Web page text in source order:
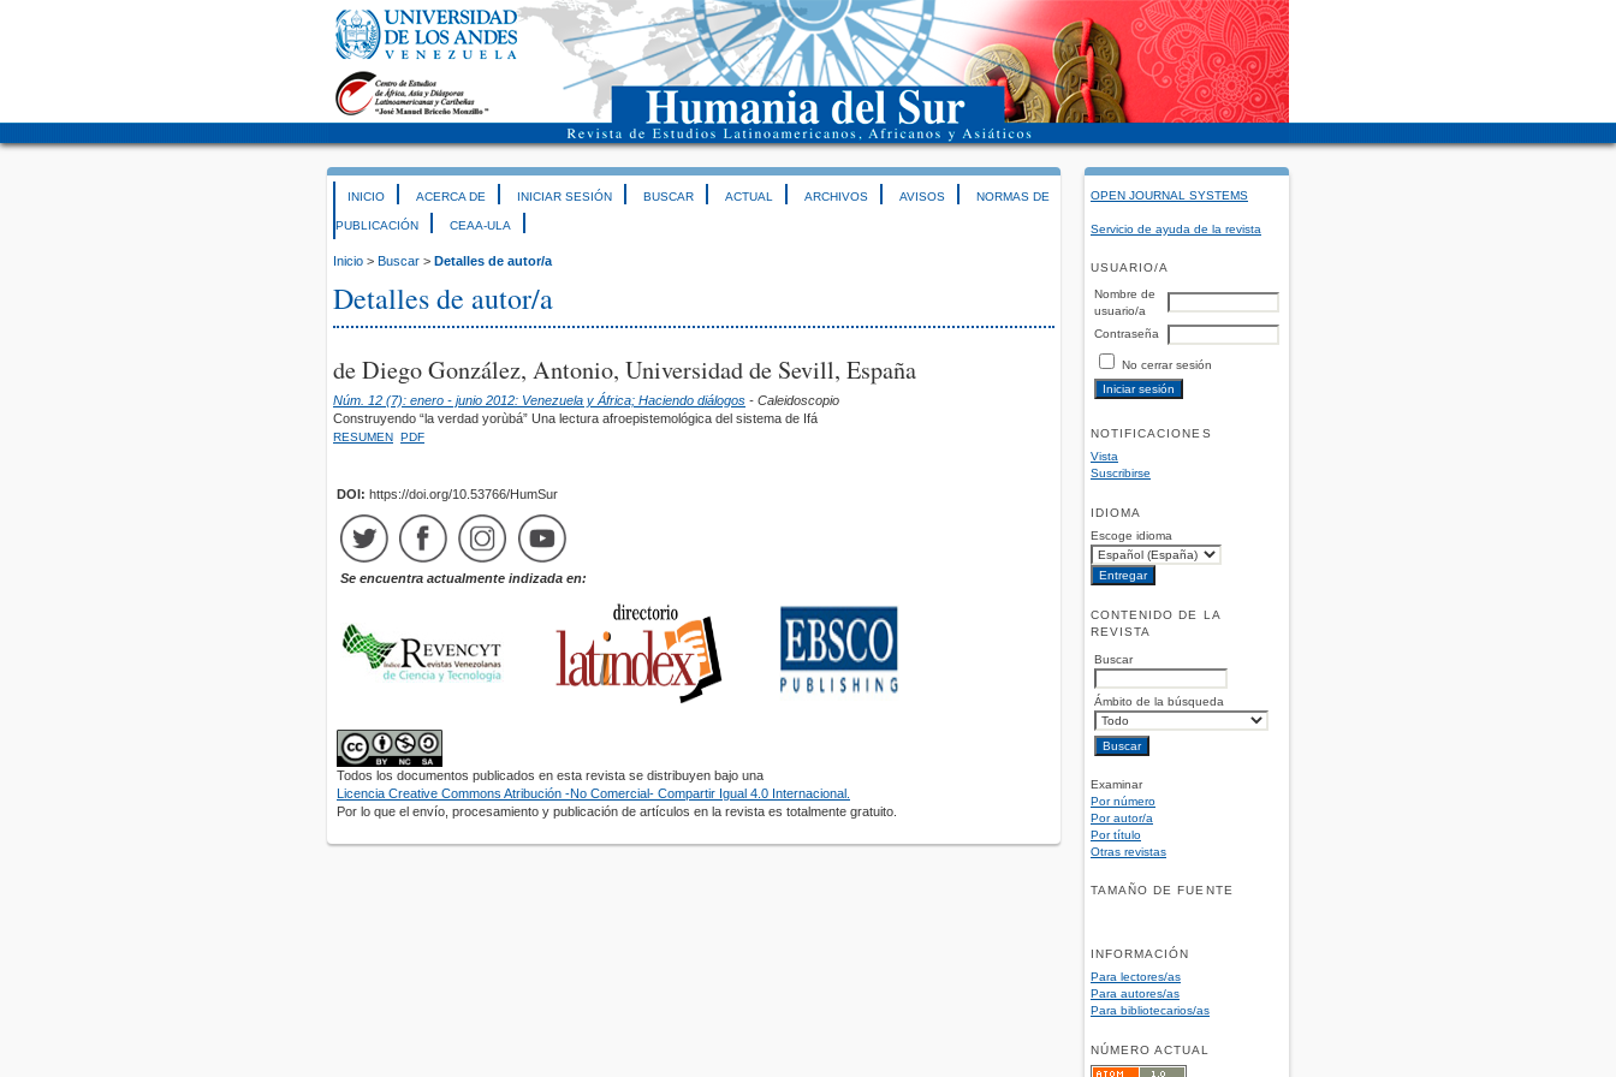
OPEN JOURNAL SYSTEMS
Servicio de ayuda de la revista
USUARIO/A
Nombre de
usuario/a
Contraseña
No cerrar sesión
NOTIFICACIONES
Vista
Suscribirse
IDIOMA
Escoge idioma
CONTENIDO DE LA
REVISTA
Buscar
Ámbito de la búsqueda
Examinar
Por número
Por autor/a
Por título
Otras revistas
TAMAÑO DE FUENTE
INFORMACIÓN
Para lectores/as
Para autores/as
Para bibliotecarios/as
NÚMERO ACTUAL
INICIO ACERCA DE INICIAR SESIÓN BUSCAR ACTUAL ARCHIVOS AVISOS NORMAS DE
PUBLICACIÓN CEAA-ULA
Inicio > Buscar > Detalles de autor/a
Detalles de autor/a
de Diego González, Antonio, Universidad de Sevill, España
Núm. 12 (7): enero - junio 2012: Venezuela y África; Haciendo diálogos - Caleidoscopio
Construyendo “la verdad yorùbá” Una lectura afroepistemológica del sistema de Ifá
RESUMEN PDF
DOI: https://doi.org/10.53766/HumSur
Se encuentra actualmente indizada en:
Todos los documentos publicados en esta revista se distribuyen bajo una
Licencia Creative Commons Atribución -No Comercial- Compartir Igual 4.0 Internacional.
Por lo que el envío, procesamiento y publicación de artículos en la revista es totalmente gratuito.